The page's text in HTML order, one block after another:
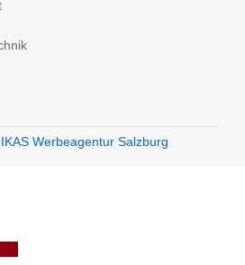
Werbeagentur Salzburg